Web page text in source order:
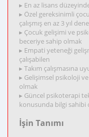
▸ En az lisans
▸ Özel gereksinimli
çalışmış en az 3 yıl
▸ Çocuk gelişimi ve
beceriye sahip olmak
▸ Empati yeteneği
çalışabilen
▸ Takım çalışmasına
▸ Gelişimsel psikoloji
olmak
▸ Güncel psikoterapi
konusunda bilgi sahibi
İşin Tanımı